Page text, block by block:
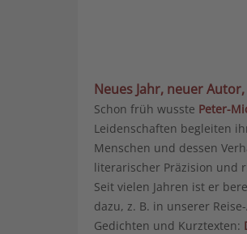
Neues Jahr, neuer
Schon früh wusste Peter-
Leidenschaften begleiten
Menschen und dessen
literarischer Präzision und
Seit vielen Jahren ist er
dazu, z. B. in unserer
Gedichten und Kurztexten: